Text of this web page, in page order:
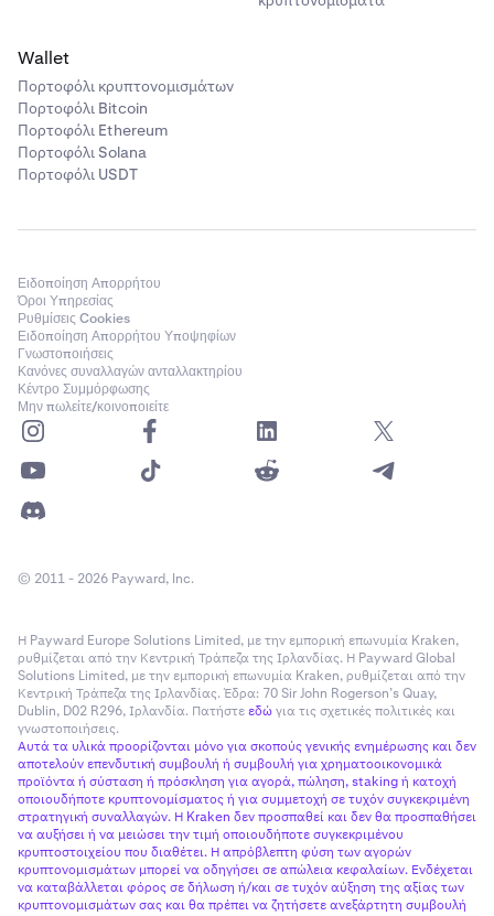
Wallet
Πορτοφόλι κρυπτονομισμάτων
Πορτοφόλι Bitcoin
Πορτοφόλι Ethereum
Πορτοφόλι Solana
Πορτοφόλι USDT
Ειδοποίηση Απορρήτου
Όροι Υπηρεσίας
Ρυθμίσεις Cookies
Ειδοποίηση Απορρήτου Υποψηφίων
Γνωστοποιήσεις
Κανόνες συναλλαγών ανταλλακτηρίου
Κέντρο Συμμόρφωσης
Μην πωλείτε/κοινοποιείτε
© 2011 - 2026 Payward, Inc.
Η Payward Europe Solutions Limited, με την εμπορική επωνυμία Kraken,
ρυθμίζεται από την Κεντρική Τράπεζα της Ιρλανδίας. Η Payward Global
Solutions Limited, με την εμπορική επωνυμία Kraken, ρυθμίζεται από την
Κεντρική Τράπεζα της Ιρλανδίας. Έδρα: 70 Sir John Rogerson’s Quay,
Dublin, D02 R296, Ιρλανδία. Πατήστεεδώγια τις σχετικές πολιτικές και
γνωστοποιήσεις.
Αυτά τα υλικά προορίζονται μόνο για σκοπούς γενικής ενημέρωσης και δεν
αποτελούν επενδυτική συμβουλή ή συμβουλή για χρηματοοικονομικά
προϊόντα ή σύσταση ή πρόσκληση για αγορά, πώληση, staking ή κατοχή
οποιουδήποτε κρυπτονομίσματος ή για συμμετοχή σε τυχόν συγκεκριμένη
στρατηγική συναλλαγών. Η Kraken δεν προσπαθεί και δεν θα προσπαθήσει
να αυξήσει ή να μειώσει την τιμή οποιουδήποτε συγκεκριμένου
κρυπτοστοιχείου που διαθέτει. Η απρόβλεπτη φύση των αγορών
κρυπτονομισμάτων μπορεί να οδηγήσει σε απώλεια κεφαλαίων. Ενδέχεται
να καταβάλλεται φόρος σε δήλωση ή/και σε τυχόν αύξηση της αξίας των
κρυπτονομισμάτων σας και θα πρέπει να ζητήσετε ανεξάρτητη συμβουλή